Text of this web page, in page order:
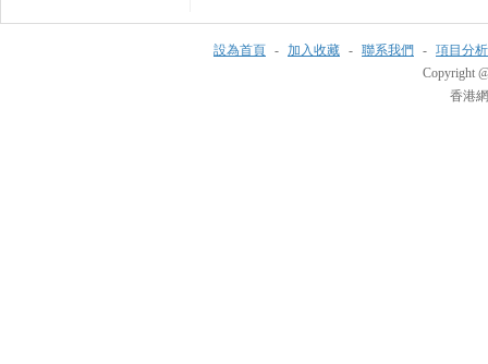
設為首頁 - 加入收藏 - 聯系我們 - 項目分析
Copyright
香港